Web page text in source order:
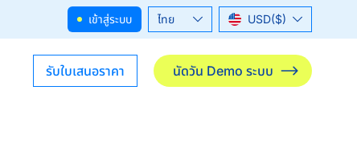
เข้าสู่ระบบ
ไทย
English
USD($)
THB(฿)
รับใบเสนอราคา นัดวัน Demo ระบบ